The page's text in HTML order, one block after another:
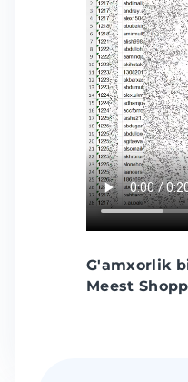
G'amxorlik
Meest